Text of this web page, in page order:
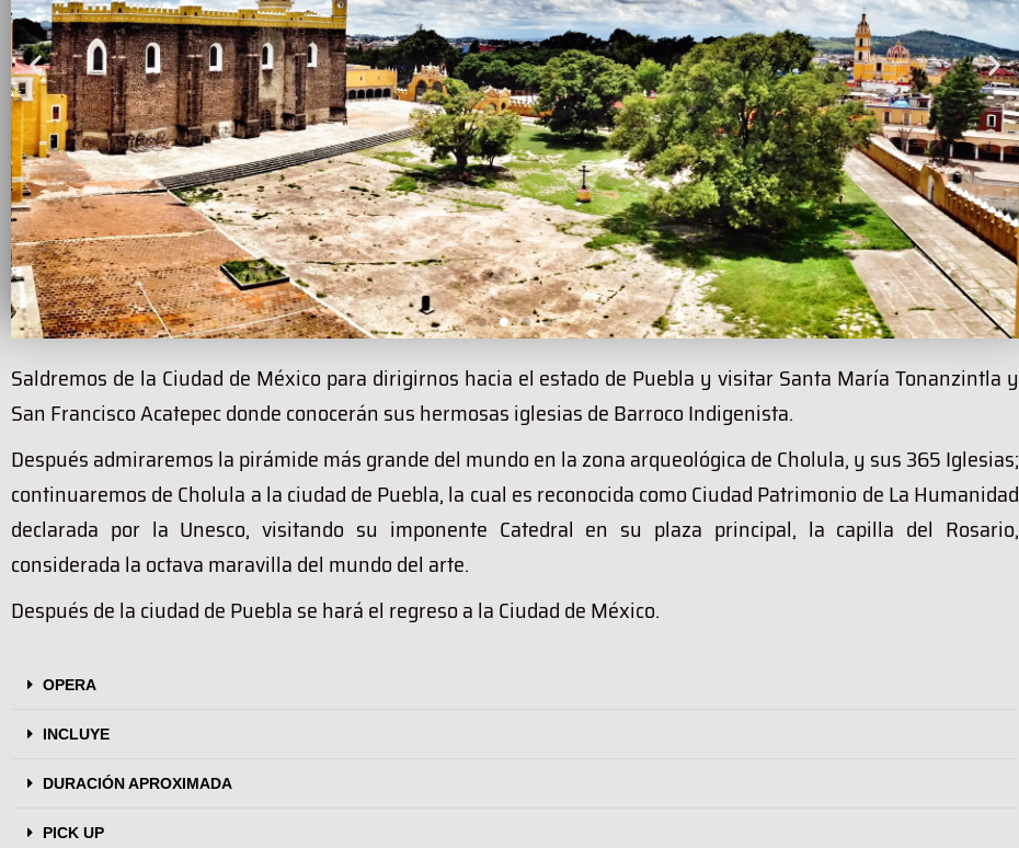
...
Saldremos de la Ciudad de México para dirigirnos hacia el estado de Puebla y visitar Santa María Tonanzintla y
San Francisco Acatepec donde conocerán sus hermosas iglesias de Barroco Indigenista.
Después admiraremos la pirámide más grande del mundo en la zona arqueológica de Cholula, y sus 365 Iglesias;
continuaremos de Cholula a la ciudad de Puebla, la cual es reconocida como Ciudad Patrimonio de La Humanidad
declarada por la Unesco, visitando su imponente Catedral en su plaza principal, la capilla del Rosario,
considerada la octava maravilla del mundo del arte.
Después de la ciudad de Puebla se hará el regreso a la Ciudad de México.
OPERA
INCLUYE
DURACIÓN APROXIMADA
PICK UP